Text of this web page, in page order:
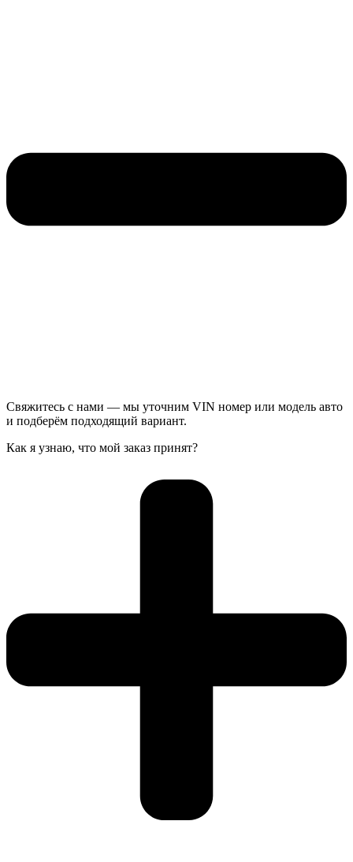
Свяжитесь с нами — мы уточним VIN номер или модель авто
и подберём подходящий вариант.
Как я узнаю, что мой заказ принят?